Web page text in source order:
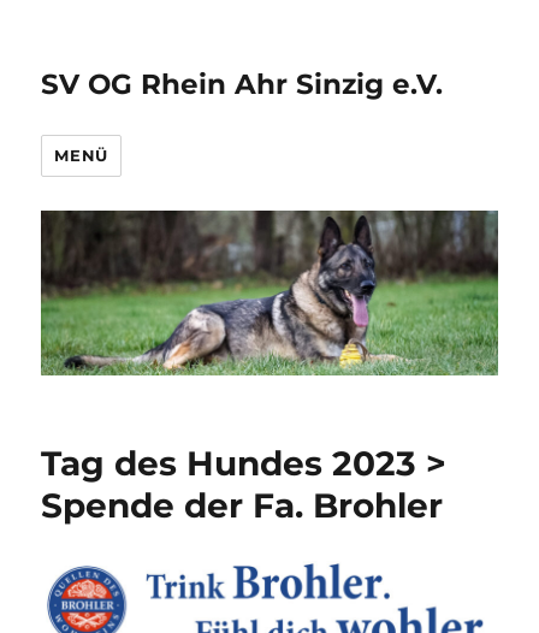
SV OG Rhein Ahr Sinzig e.V.
MENÜ
Tag des Hundes 2023 >
Spende der Fa. Brohler